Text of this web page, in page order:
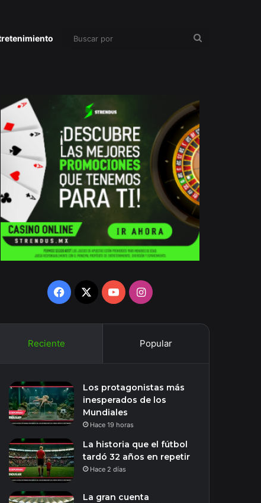
Facebook
X YouTubeInstagram
Reciente Popular
Los protagonistas más
inesperados de los
Mundiales
Hace 19 horas
La historia que el fútbol
tardó 32 años en repetir
Hace 2 días
La gran cuenta